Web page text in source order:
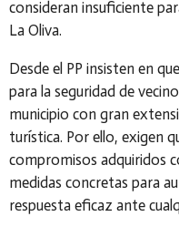
consideran insuficiente
La Oliva.
Desde el PP insisten en
para la seguridad de
municipio con gran
turística. Por ello, exigen
compromisos adquiridos
medidas concretas para
respuesta eficaz ante